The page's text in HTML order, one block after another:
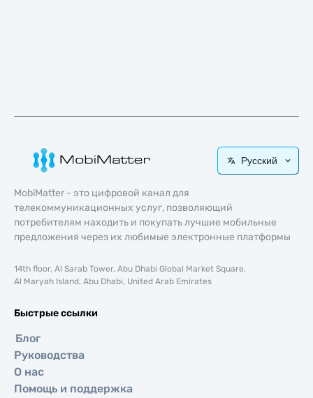
Русский
MobiMatter - это цифровой канал для
телекоммуникационных услуг, позволяющий
потребителям находить и покупать лучшие мобильные
предложения через их любимые электронные платформы
14th floor, Al Sarab Tower, Abu Dhabi Global Market Square,
Al Maryah Island, Abu Dhabi, United Arab Emirates
Быстрые ссылки
Блог
Руководства
О нас
Помощь и поддержка